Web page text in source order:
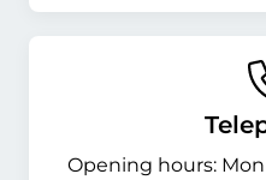
Opening hours: Mon